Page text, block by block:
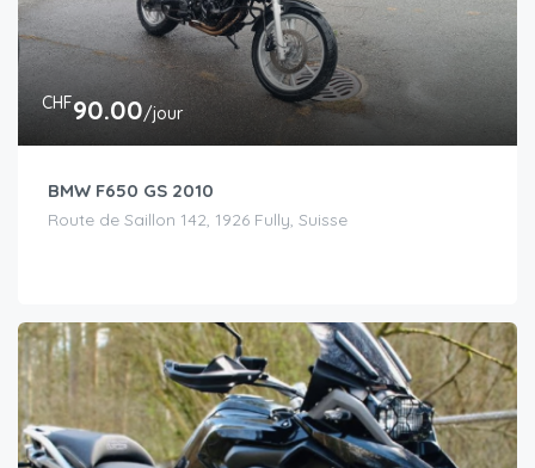
CHF90.00/jour
BMW F650 GS 2010
Route de Saillon 142, 1926 Fully, Suisse